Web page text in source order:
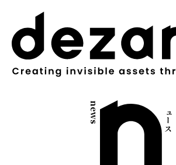
news ニュース